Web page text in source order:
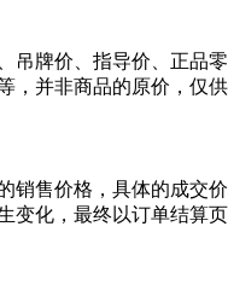
吊牌价、指导价、正品
，并非商品的原价，仅供
销售价格，具体的成交
变化，最终以订单结算页